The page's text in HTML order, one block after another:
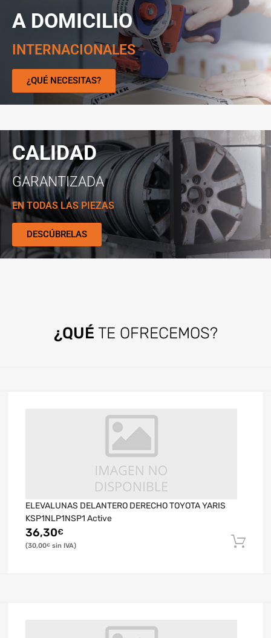
A DOMICILIO
INTERNACIONALES
¿QUÉ NECESITAS?
CALIDAD
GARANTIZADA
EN TODAS LAS PIEZAS
DESCÚBRELAS
¿QUÉ TE OFRECEMOS?
ELEVALUNAS DELANTERO DERECHO TOYOTA YARIS
KSP1NLP1NSP1 Active
36,30€
30,00€